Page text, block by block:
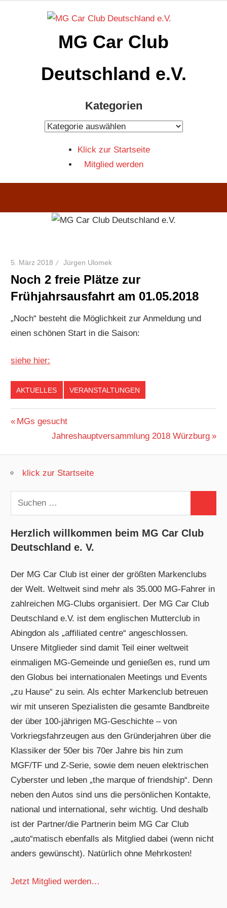
MG Car Club
Deutschland e.V.
Kategorien
Kategorien
Klick zur Startseite
Mitglied werden
5. März 2018 Jürgen Ulomek
Noch 2 freie Plätze zur
Frühjahrsausfahrt am 01.05.2018
„Noch“ besteht die Möglichkeit zur Anmeldung und
einen schönen Start in die Saison:
siehe hier:
AKTUELLES VERANSTALTUNGEN
Beitragsnavigation
Vorheriger
MGs gesucht
Nächster
Jahreshauptversammlung 2018 Würzburg
klick zur Startseite
Suchen
nach:
Herzlich willkommen beim MG Car Club
Deutschland e. V.
Der MG Car Club ist einer der größten Markenclubs
der Welt. Weltweit sind mehr als 35.000 MG-Fahrer in
zahlreichen MG-Clubs organisiert. Der MG Car Club
Deutschland e.V. ist dem englischen Mutterclub in
Abingdon als „affiliated centre“ angeschlossen.
Unsere Mitglieder sind damit Teil einer weltweit
einmaligen MG-Gemeinde und genießen es, rund um
den Globus bei internationalen Meetings und Events
„zu Hause“ zu sein. Als echter Markenclub betreuen
wir mit unseren Spezialisten die gesamte Bandbreite
der über 100-jährigen MG-Geschichte – von
Vorkriegsfahrzeugen aus den Gründerjahren über die
Klassiker der 50er bis 70er Jahre bis hin zum
MGF/TF und Z-Serie, sowie dem neuen elektrischen
Cyberster und leben „the marque of friendship“. Denn
neben den Autos sind uns die persönlichen Kontakte,
national und international, sehr wichtig. Und deshalb
ist der Partner/die Partnerin beim MG Car Club
„auto“matisch ebenfalls als Mitglied dabei (wenn nicht
anders gewünscht). Natürlich ohne Mehrkosten!
Jetzt Mitglied werden…